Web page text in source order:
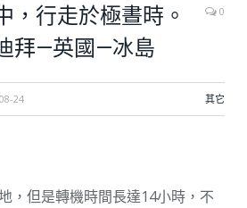
，行走於極晝時。
拜—英國—冰島
0
24 其它
，但是轉機時間長達14小時，不